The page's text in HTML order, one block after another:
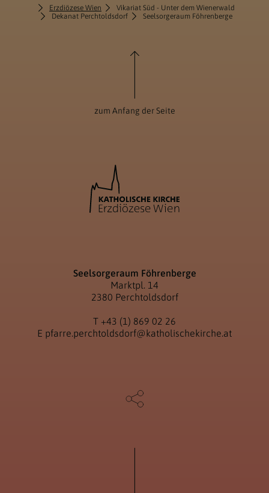
Erzdiözese Wien
Vikariat Süd - Unter dem Wienerwald
Dekanat Perchtoldsdorf
Seelsorgeraum Föhrenberge
zum Anfang der Seite
Seelsorgeraum Föhrenberge
Marktpl. 14
2380 Perchtoldsdorf
T +43 (1) 869 02 26
E pfarre.perchtoldsdorf@katholischekirche.at